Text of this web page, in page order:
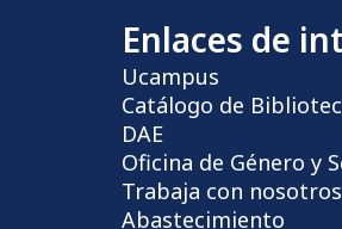
Enlaces de
Ucampus
Catálogo de
DAE
Oficina de Género y
Trabaja con
Abastecimiento